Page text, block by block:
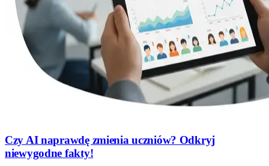
Czy AI naprawdę zmienia uczniów? Odkryj
niewygodne fakty!